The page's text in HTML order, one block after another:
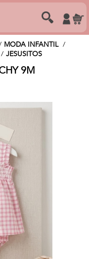
MODA INFANTIL
JESUSITOS
9M